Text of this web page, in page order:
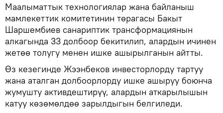
Маалыматтык технологиялар жана байланыш
мамлекеттик комитетинин төрагасы Бакыт
Шаршембиев санариптик трансформациянын
алкагында 33 долбоор бекитилип, алардын ичинен
жетөө толугу менен ишке ашырылганын айтты.
Өз кезегинде Жээнбеков инвесторлорду тартуу
жана аталган долбоорлорду ишке ашыруу боюнча
жумушту активдештирүү, алардын аткарылышын
катуу көзөмөлдөө зарылдыгын белгиледи.